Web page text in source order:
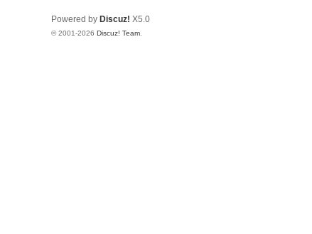
Powered by Discuz! X5.0
© 2001-2026 Discuz! Team